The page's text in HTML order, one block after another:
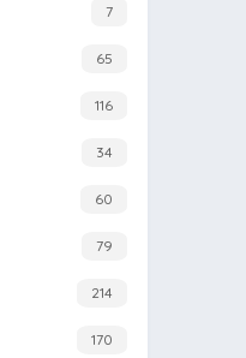
7
65
116
34
60
79
214
170